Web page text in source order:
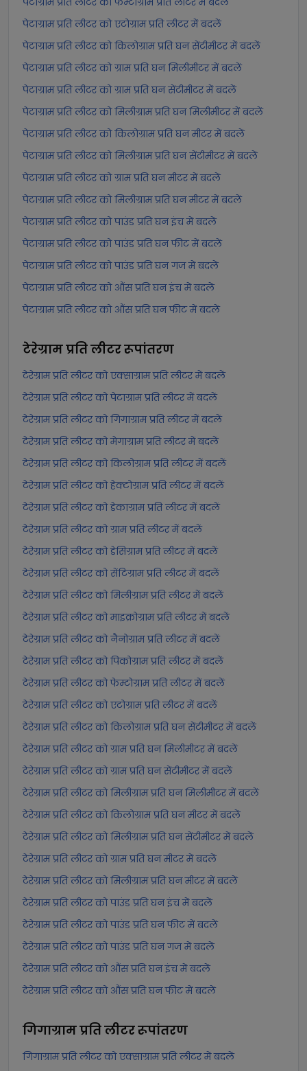
पेटाग्राम प्रति लीटर को एटोग्राम प्रति लीटर में बदलें
पेटाग्राम प्रति लीटर को किलोग्राम प्रति घन सेंटीमीटर में बदलें
पेटाग्राम प्रति लीटर को ग्राम प्रति घन मिलीमीटर में बदलें
पेटाग्राम प्रति लीटर को ग्राम प्रति घन सेंटीमीटर में बदलें
पेटाग्राम प्रति लीटर को मिलीग्राम प्रति घन मिलीमीटर में बदलें
पेटाग्राम प्रति लीटर को किलोग्राम प्रति घन मीटर में बदलें
पेटाग्राम प्रति लीटर को मिलीग्राम प्रति घन सेंटीमीटर में बदलें
पेटाग्राम प्रति लीटर को ग्राम प्रति घन मीटर में बदलें
पेटाग्राम प्रति लीटर को मिलीग्राम प्रति घन मीटर में बदलें
पेटाग्राम प्रति लीटर को पाउंड प्रति घन इंच में बदलें
पेटाग्राम प्रति लीटर को पाउंड प्रति घन फीट में बदलें
पेटाग्राम प्रति लीटर को पाउंड प्रति घन गज में बदलें
पेटाग्राम प्रति लीटर को औंस प्रति घन इंच में बदलें
पेटाग्राम प्रति लीटर को औंस प्रति घन फीट में बदलें
टेरेग्राम प्रति लीटररूपांतरण
टेरेग्राम प्रति लीटर को एक्साग्राम प्रति लीटर में बदलें
टेरेग्राम प्रति लीटर को पेटाग्राम प्रति लीटर में बदलें
टेरेग्राम प्रति लीटर को गिगाग्राम प्रति लीटर में बदलें
टेरेग्राम प्रति लीटर को मेगाग्राम प्रति लीटर में बदलें
टेरेग्राम प्रति लीटर को किलोग्राम प्रति लीटर में बदलें
टेरेग्राम प्रति लीटर को हेक्टोग्राम प्रति लीटर में बदलें
टेरेग्राम प्रति लीटर को डेकाग्राम प्रति लीटर में बदलें
टेरेग्राम प्रति लीटर को ग्राम प्रति लीटर में बदलें
टेरेग्राम प्रति लीटर को डेसिग्राम प्रति लीटर में बदलें
टेरेग्राम प्रति लीटर को सेंटिग्राम प्रति लीटर में बदलें
टेरेग्राम प्रति लीटर को मिलीग्राम प्रति लीटर में बदलें
टेरेग्राम प्रति लीटर को माइक्रोग्राम प्रति लीटर में बदलें
टेरेग्राम प्रति लीटर को नैनोग्राम प्रति लीटर में बदलें
टेरेग्राम प्रति लीटर को पिकोग्राम प्रति लीटर में बदलें
टेरेग्राम प्रति लीटर को फेम्टोग्राम प्रति लीटर में बदलें
टेरेग्राम प्रति लीटर को एटोग्राम प्रति लीटर में बदलें
टेरेग्राम प्रति लीटर को किलोग्राम प्रति घन सेंटीमीटर में बदलें
टेरेग्राम प्रति लीटर को ग्राम प्रति घन मिलीमीटर में बदलें
टेरेग्राम प्रति लीटर को ग्राम प्रति घन सेंटीमीटर में बदलें
टेरेग्राम प्रति लीटर को मिलीग्राम प्रति घन मिलीमीटर में बदलें
टेरेग्राम प्रति लीटर को किलोग्राम प्रति घन मीटर में बदलें
टेरेग्राम प्रति लीटर को मिलीग्राम प्रति घन सेंटीमीटर में बदलें
टेरेग्राम प्रति लीटर को ग्राम प्रति घन मीटर में बदलें
टेरेग्राम प्रति लीटर को मिलीग्राम प्रति घन मीटर में बदलें
टेरेग्राम प्रति लीटर को पाउंड प्रति घन इंच में बदलें
टेरेग्राम प्रति लीटर को पाउंड प्रति घन फीट में बदलें
टेरेग्राम प्रति लीटर को पाउंड प्रति घन गज में बदलें
टेरेग्राम प्रति लीटर को औंस प्रति घन इंच में बदलें
टेरेग्राम प्रति लीटर को औंस प्रति घन फीट में बदलें
गिगाग्राम प्रति लीटररूपांतरण
गिगाग्राम प्रति लीटर को एक्साग्राम प्रति लीटर में बदलें